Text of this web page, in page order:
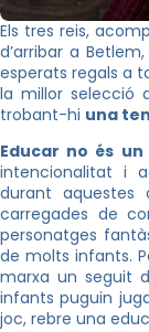
Els tres reis,
d’arribar a
esperats regals a
la millor selecció
trobant-hi una
Educar no és
intencionalitat i
durant aquestes
carregades de
personatges
de molts infants.
marxa un seguit
infants puguin
joc, rebre una